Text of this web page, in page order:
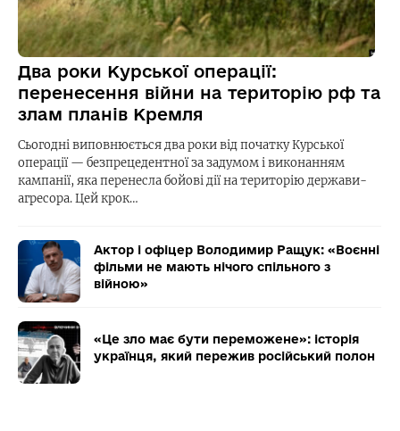
Два роки Курської операції:
перенесення війни на територію рф та
злам планів Кремля
Сьогодні виповнюється два роки від початку Курської
операції — безпрецедентної за задумом і виконанням
кампанії, яка перенесла бойові дії на територію держави-
агресора. Цей крок…
Актор і офіцер Володимир Ращук: «Воєнні
фільми не мають нічого спільного з
війною»
«Це зло має бути переможене»: історія
українця, який пережив російський полон